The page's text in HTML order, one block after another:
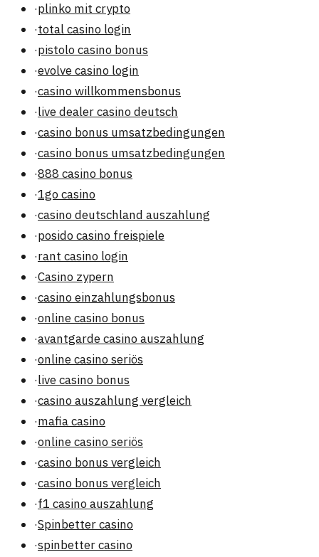
·plinko mit crypto
·total casino login
·pistolo casino bonus
·evolve casino login
·casino willkommensbonus
·live dealer casino deutsch
·casino bonus umsatzbedingungen
·casino bonus umsatzbedingungen
·888 casino bonus
·1go casino
·casino deutschland auszahlung
·posido casino freispiele
·rant casino login
·Casino zypern
·casino einzahlungsbonus
·online casino bonus
·avantgarde casino auszahlung
·online casino seriös
·live casino bonus
·casino auszahlung vergleich
·mafia casino
·online casino seriös
·casino bonus vergleich
·casino bonus vergleich
·f1 casino auszahlung
·Spinbetter casino
·spinbetter casino